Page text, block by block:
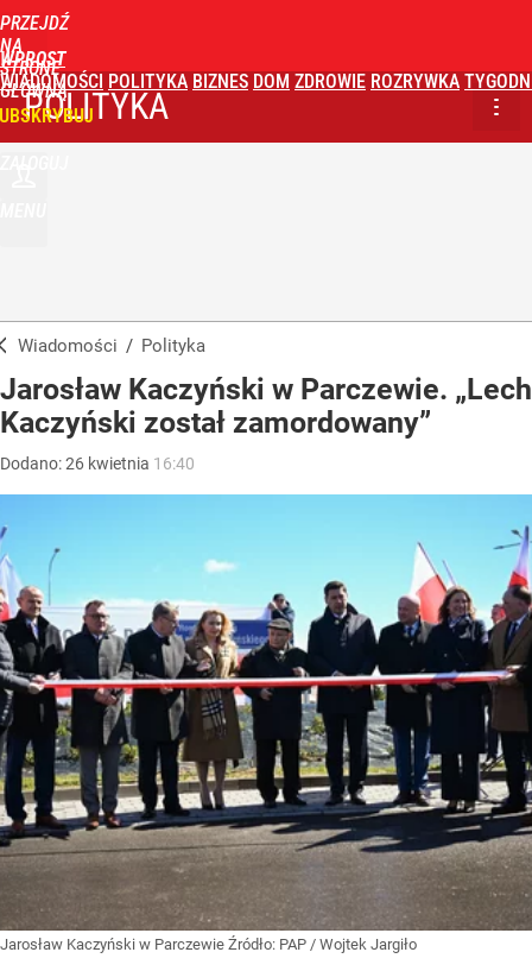
PRZEJDŹ
NA
STRONĘ
GŁÓWNĄ
WPROST
WIADOMOŚCI POLITYKA BIZNES DOM ZDROWIE ROZRYWKA
POLITYKA
Wiadomości / Polityka
Jarosław Kaczyński w Parczewie. „Lech
Kaczyński został zamordowany”
Dodano:26 kwietnia 16:40
Jarosław Kaczyński w Parczewie Źródło: PAP / Wojtek Jargiło